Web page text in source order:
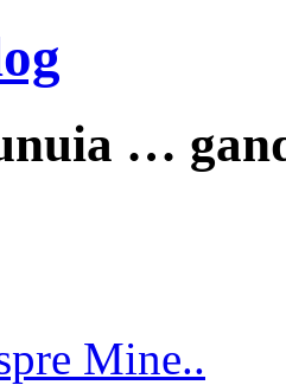
…
Mine..